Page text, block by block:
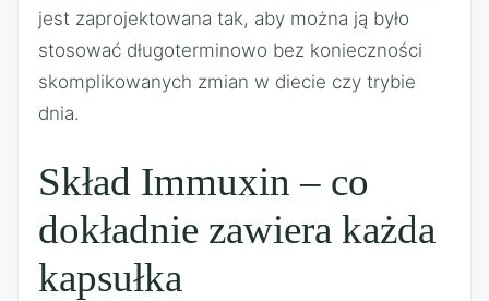
jest zaprojektowana tak, aby można ją było
stosować długoterminowo bez konieczności
skomplikowanych zmian w diecie czy trybie
dnia.
Skład Immuxin – co
dokładnie zawiera każda
kapsułka